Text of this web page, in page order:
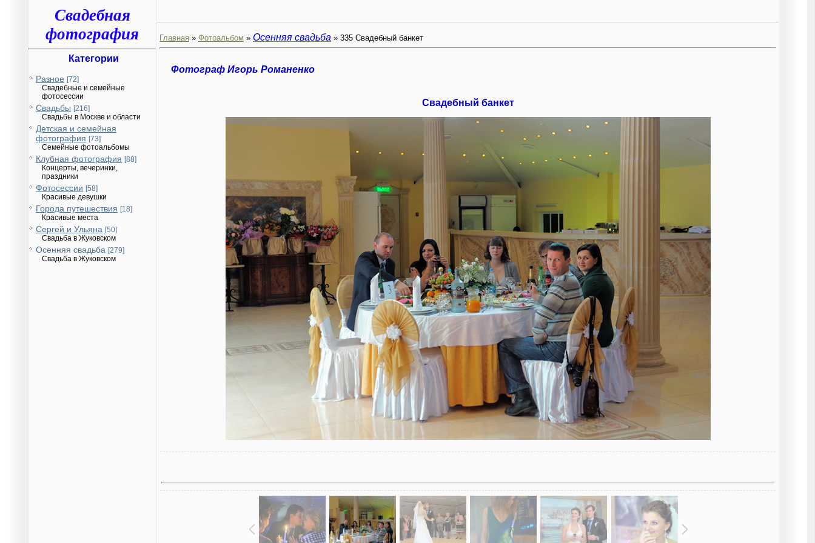
Свадебная
фотография
Категории
Разное [72]
Свадебные и семейные
фотосессии
Свадьбы [216]
Свадьбы в Москве и области
Детская и семейная
фотография [73]
Семейные фотоальбомы
Клубная фотография [88]
Концерты, вечеринки,
праздники
Фотосессии [58]
Красивые девушки
Города путешествия [18]
Красивые места
Сергей и Ульяна [50]
Свадьба в Жуковском
Осенняя свадьба [279]
Свадьба в Жуковском
Главная » Фотоальбом » Осенняя свадьба » 335 Свадебный банкет
Фотограф Игорь Романенко
Свадебный банкет